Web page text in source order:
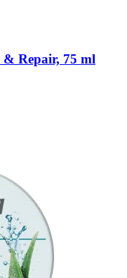
& Repair, 75 ml